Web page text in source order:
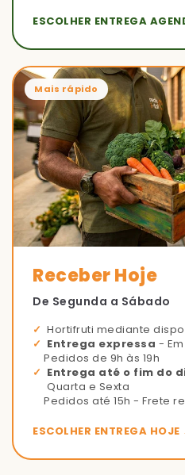
ESCOLHER ENTREGA
Mais rápido
Receber Hoje
De Segunda a Sábado
Hortifruti mediante
Entrega expressa -
Pedidos de 9h às 19h
Entrega até o fim do
Quarta e Sexta
Pedidos até 15h - Frete
ESCOLHER ENTREGA HOJE